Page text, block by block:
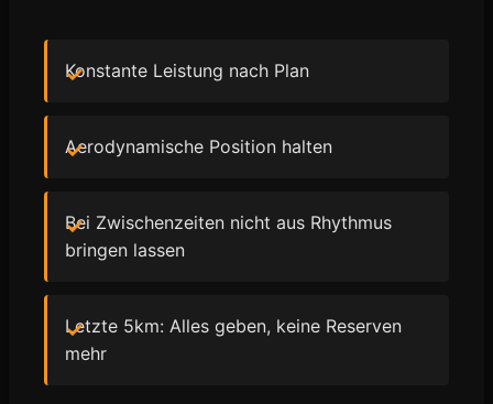
Konstante Leistung nach Plan
Aerodynamische Position halten
Bei Zwischenzeiten nicht aus Rhythmus
bringen lassen
Letzte 5km: Alles geben, keine Reserven
mehr